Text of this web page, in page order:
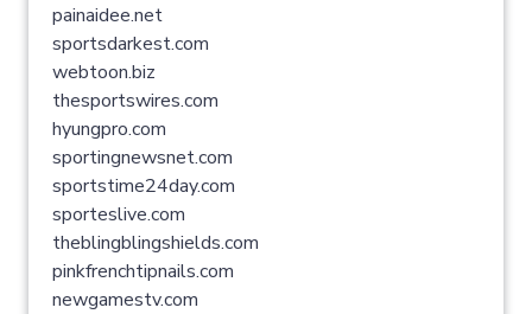
painaidee.net
sportsdarkest.com
webtoon.biz
thesportswires.com
hyungpro.com
sportingnewsnet.com
sportstime24day.com
sporteslive.com
theblingblingshields.com
pinkfrenchtipnails.com
newgamestv.com